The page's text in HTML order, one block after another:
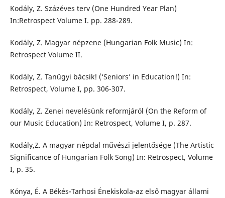
Kodály, Z. Százéves terv (One Hundred Year Plan)
In:Retrospect Volume I. pp. 288-289.
Kodály, Z. Magyar népzene (Hungarian Folk Music) In:
Retrospect Volume II.
Kodály, Z. Tanügyi bácsik! (‘Seniors’ in Education!) In:
Retrospect, Volume I, pp. 306-307.
Kodály, Z. Zenei nevelésünk reformjáról (On the Reform of
our Music Education) In: Retrospect, Volume I, p. 287.
Kodály,Z. A magyar népdal művészi jelentősége (The Artistic
Significance of Hungarian Folk Song) In: Retrospect, Volume
I, p. 35.
Kónya, É. A Békés-Tarhosi Énekiskola-az első magyar állami